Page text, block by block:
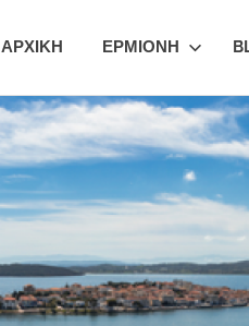
ΑΡΧΙΚΗ ΕΡΜΙΟΝΗ